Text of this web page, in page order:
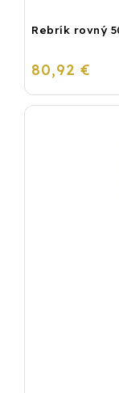
Rebrík rovný
80,92 €